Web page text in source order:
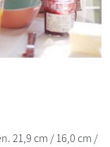
21,9 cm / 16,0 cm /